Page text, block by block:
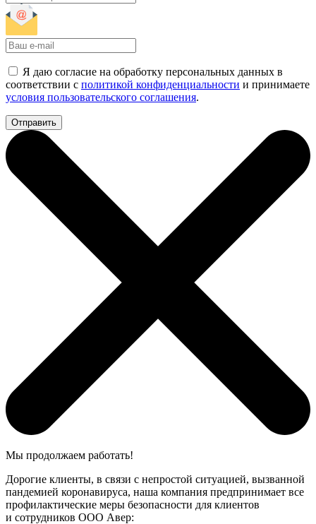
Я даю согласие на обработку персональных данных в
соответствии с политикой конфиденциальности и принимаете
условия пользовательского соглашения.
Мы продолжаем работать!
Дорогие клиенты, в связи с непростой ситуацией, вызванной
пандемией коронавируса, наша компания предпринимает все
профилактические меры безопасности для клиентов
и сотрудников ООО Авер: